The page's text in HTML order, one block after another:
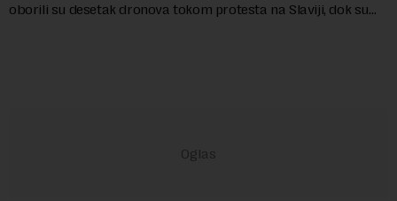
oborili su desetak dronova tokom protesta na Slaviji, dok su